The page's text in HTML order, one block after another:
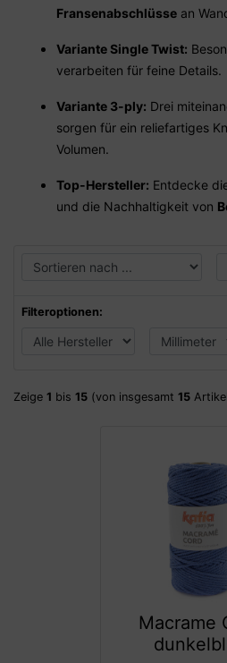
Fransenabschlüsse an
Variante Single Twist:
verarbeiten für feine Details.
Variante 3-ply: Drei
sorgen für ein reliefartiges
Volumen.
Top-Hersteller: Entdecke
und die Nachhaltigkeit von
Filteroptionen:
Zeige 1 bis 15 (von insgesamt 15
Macrame